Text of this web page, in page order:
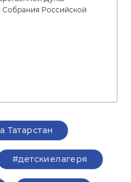
Российской
Татарстан
#детскиелагеря